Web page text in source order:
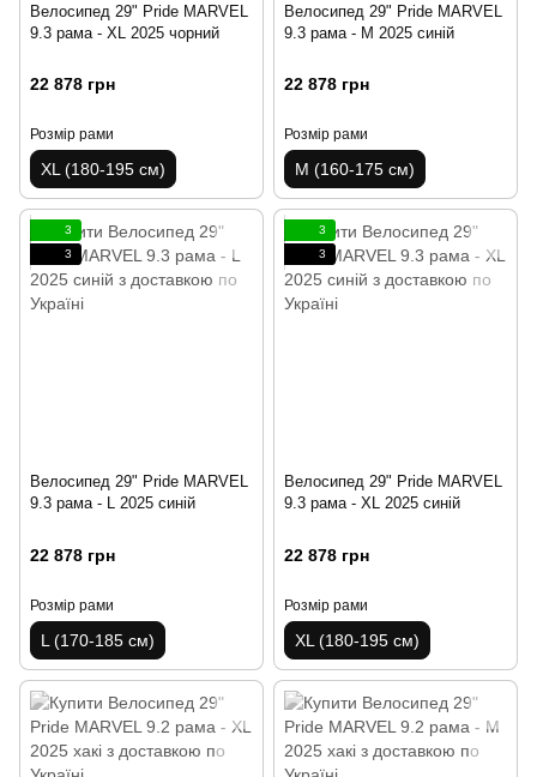
Велосипед 29" Pride MARVEL
9.3 рама - XL 2025 чорний
22 878 грн
Розмір рами
XL (180-195 см)
Велосипед 29" Pride MARVEL
9.3 рама - M 2025 синій
22 878 грн
Розмір рами
M (160-175 см)
3
3
Велосипед 29" Pride MARVEL
9.3 рама - L 2025 синій
22 878 грн
Розмір рами
L (170-185 см)
3
3
Велосипед 29" Pride MARVEL
9.3 рама - XL 2025 синій
22 878 грн
Розмір рами
XL (180-195 см)